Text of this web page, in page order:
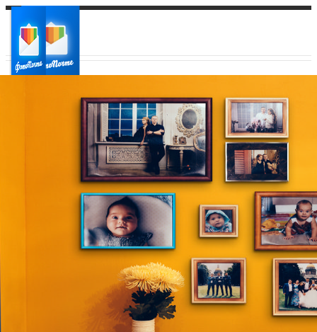
Ваш регион доставки
Выберите из списка: